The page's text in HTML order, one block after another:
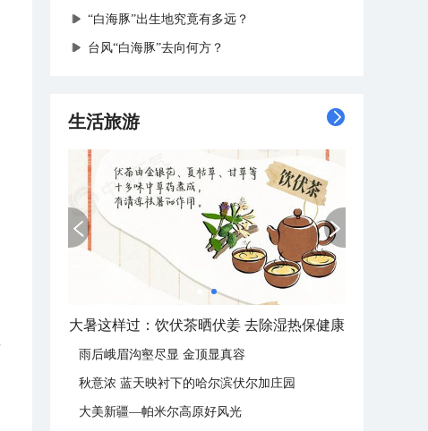
“白海豚”出生地究竟有多远？
台风“白海豚”去向何方？
生活旅游
大暑这样过：饮伏茶晒伏姜 去除湿热保健康
雨后峨眉沟壑尽显 金顶显真容
秋意浓 蓝天映衬下的哈尔滨伏尔加庄园
大美新疆—帕米尔高原好风光